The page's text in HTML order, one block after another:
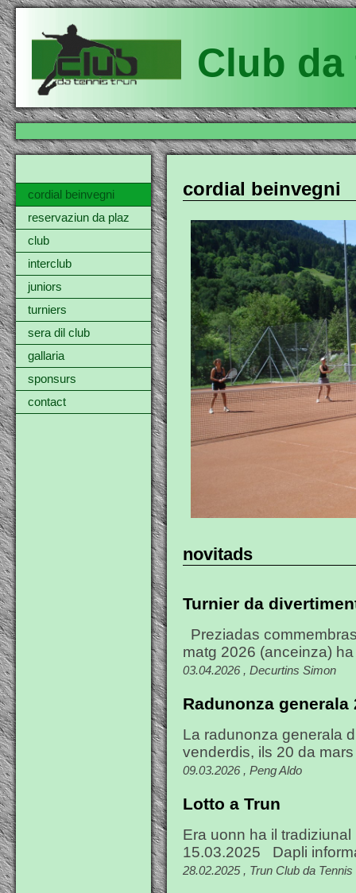
Club
cordial beinvegni
reservaziun da plaz
club
interclub
juniors
turniers
sera dil club
gallaria
sponsurs
contact
cordial beinvegni
novitads
Turnier da
Preziadas
matg 2026 (anceinza)
03.04.2026 , Decurtins Simon
Radunonza generala
La radunonza generala
venderdis, ils 20 da
09.03.2026 , Peng Aldo
Lotto a Trun
Era uonn ha il
15.03.2025 Dapli
28.02.2025 , Trun Club da Tennis